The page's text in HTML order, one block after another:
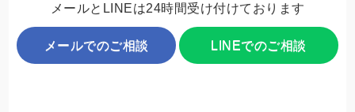
メールとLINEは24時間受け付けております
メールでのご相談 LINEでのご相談